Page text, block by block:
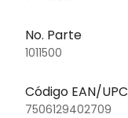
No. Parte
1011500
Código EAN/UPC
7506129402709